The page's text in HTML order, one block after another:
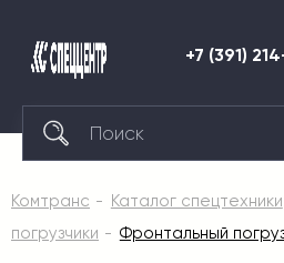
+7 (391)
Комтранс Каталог спецтехники
погрузчики
Фронтальный